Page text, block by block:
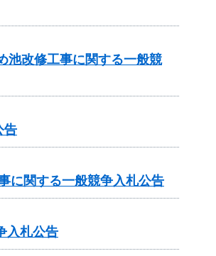
改修工事に関する一般競
告
に関する一般競争入札公告
入札公告